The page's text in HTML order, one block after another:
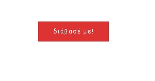
διάβασέ με!